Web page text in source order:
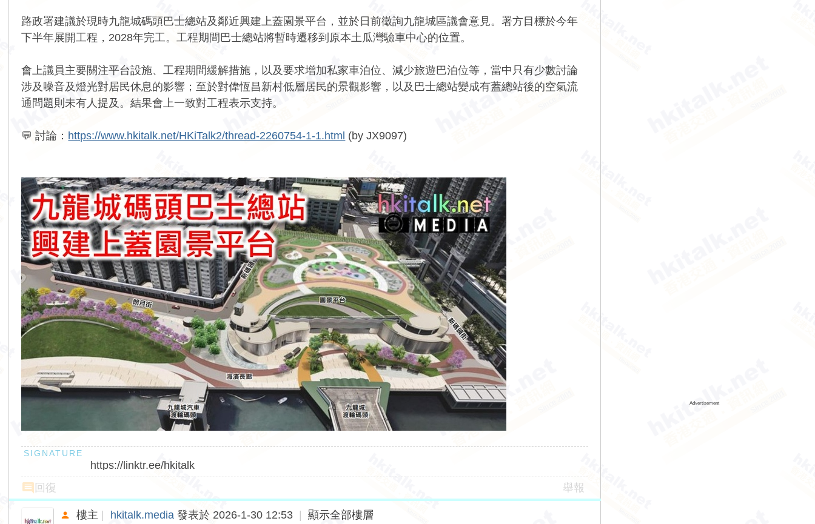
路政署建議於現時九龍城碼頭巴士總站及鄰近興建上蓋園景平台，並於日前徵詢九龍城區議會意見。署方目標於今年
下半年展開工程，2028年完工。工程期間巴士總站將暫時遷移到原本土瓜灣驗車中心的位置。
會上議員主要關注平台設施、工程期間緩解措施，以及要求增加私家車泊位、減少旅遊巴泊位等，當中只有少數討論
涉及噪音及燈光對居民休息的影響；至於對偉恆昌新村低層居民的景觀影響，以及巴士總站變成有蓋總站後的空氣流
通問題則未有人提及。結果會上一致對工程表示支持。
💬 討論： https://www.hkitalk.net/HKiTalk2/thread-2260754-1-1.html (by JX9097)
https://linktr.ee/hkitalk
回復
舉報
樓主 hkitalk.media 發表於 2026-1-30 12:53 顯示全部樓層
Advertisement